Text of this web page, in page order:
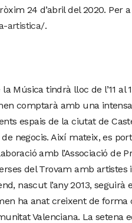
24 d’abril del 2020. Per
artistica/.
Música tindrà lloc de l’11 al
comptarà amb una
espais de la ciutat de
negocis. Així mateix, es
amb l’Associació
del Trovam amb
nascut l’any 2013,
ha anat creixent de
Valenciana. La setena